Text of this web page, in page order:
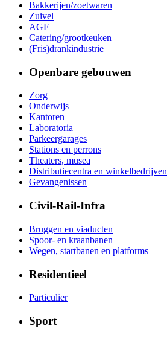
Bakkerijen/zoetwaren
Zuivel
AGF
Catering/grootkeuken
(Fris)drankindustrie
Openbare gebouwen
Zorg
Onderwijs
Kantoren
Laboratoria
Parkeergarages
Stations en perrons
Theaters, musea
Distributiecentra en winkelbedrijven
Gevangenissen
Civil-Rail-Infra
Bruggen en viaducten
Spoor- en kraanbanen
Wegen, startbanen en platforms
Residentieel
Particulier
Sport